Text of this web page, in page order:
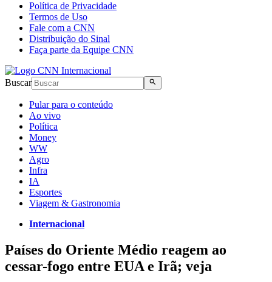
Política de Privacidade
Termos de Uso
Fale com a CNN
Distribuição do Sinal
Faça parte da Equipe CNN
Buscar
Pular para o conteúdo
Ao vivo
Política
Money
WW
Agro
Infra
IA
Esportes
Viagem & Gastronomia
Internacional
Países do Oriente Médio reagem ao
cessar-fogo entre EUA e Irã; veja